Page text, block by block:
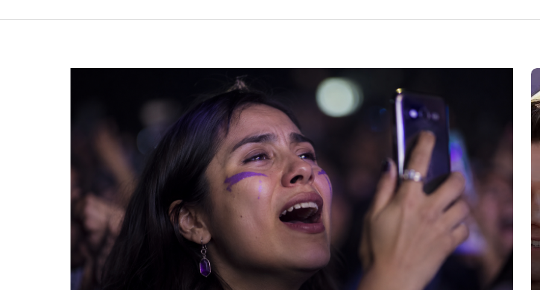
Espectaculos Principal
Zendaya y Tom Holland celebran
su boda en secreto en
986 palabras
Beaverbrook
boda secreta
boda Zendaya Tom Holland